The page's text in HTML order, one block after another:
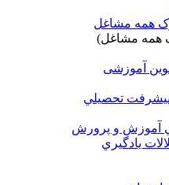
همه مشاغل
مشاغل)
آموزشی
تحصيلي
آموزش و پرورش
يادگيري